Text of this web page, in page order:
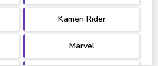
Kamen Rider
Marvel